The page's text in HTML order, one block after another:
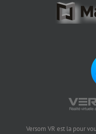
Versom VR est la pour